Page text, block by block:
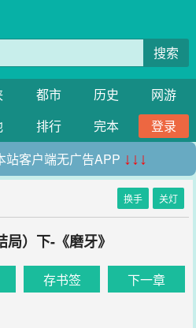
搜索
都市 历史
网游
排行 完本
登录
站客户端无广告APP ↓↓↓
换手 关灯
）下-《磨牙》
存书签 下一章